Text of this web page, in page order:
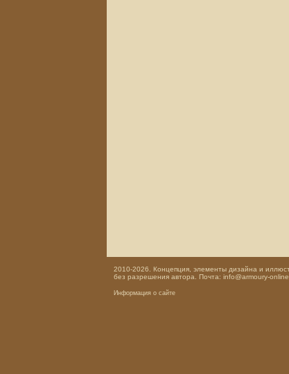
2010-2026. Концепция, элементы дизайна и
без разрешения автора. Почта: info@armoury-
Информация о сайте